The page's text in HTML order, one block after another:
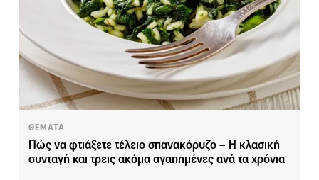
ΘΕΜΑΤΑ
Πώς να φτιάξετε τέλειο σπανακόρυζο – Η κλασική
συνταγή και τρεις ακόμα αγαπημένες ανά τα χρόνια